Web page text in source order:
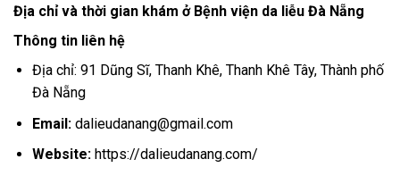
Địa chỉ và thời gian khám ở Bệnh viện da liễu Đà Nẵng
Thông tin liên hệ
Địa chỉ: 91 Dũng Sĩ, Thanh Khê, Thanh Khê Tây, Thành phố
Đà Nẵng
Email: dalieudanang@gmail.com
Website: https://dalieudanang.com/